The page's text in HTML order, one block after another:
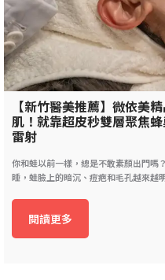
【新竹醫美推薦】微依美
肌！就靠超皮秒雙層聚焦
雷射
你和蛙以前一樣，總是不敢素顏出門嗎
睡，蛙臉上的暗沉、痘疤和毛孔越來越
閱讀更多